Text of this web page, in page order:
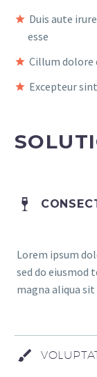
Duis aute
esse
Cillum dolore
Excepteur
Lorem ipsum
sed do eiusmod
magna aliqua